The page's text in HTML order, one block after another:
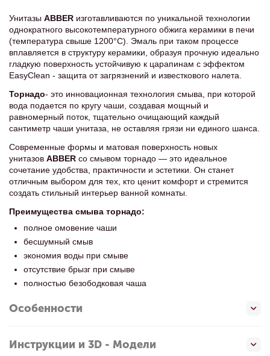
Унитазы ABBER изготавливаются по уникальной технологии
однократного высокотемпературного обжига керамики в печи
(температура свыше 1200°С). Эмаль при таком процессе
вплавляется в структуру керамики, образуя прочную идеально
гладкую поверхность устойчивую к царапинам с эффектом
EasyClean - защита от загрязнений и известкового налета.
Торнадо- это инновационная технология смыва, при которой
вода подается по кругу чаши, создавая мощный и
равномерный поток, тщательно очищающий каждый
сантиметр чаши унитаза, не оставляя грязи ни единого шанса.
Современные формы и матовая поверхность новых
унитазов ABBER со смывом торнадо — это идеальное
сочетание удобства, практичности и эстетики. Он станет
отличным выбором для тех, кто ценит комфорт и стремится
создать стильный интерьер ванной комнаты.
Преимущества смыва торнадо:
полное омовение чаши
бесшумный смыв
экономия воды при смыве
отсутствие брызг при смыве
полностью безободковая чаша
Особенности
Инструкции и 3D - Модели